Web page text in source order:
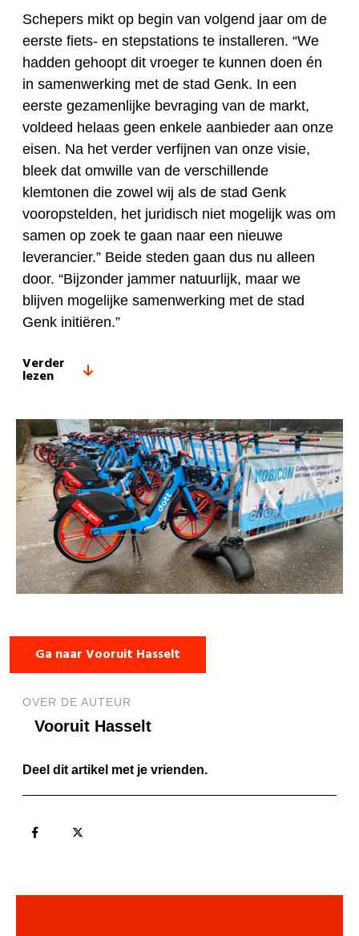
Schepers mikt op begin van volgend jaar om de
eerste fiets- en stepstations te installeren. “We
hadden gehoopt dit vroeger te kunnen doen én
in samenwerking met de stad Genk. In een
eerste gezamenlijke bevraging van de markt,
voldeed helaas geen enkele aanbieder aan onze
eisen. Na het verder verfijnen van onze visie,
bleek dat omwille van de verschillende
klemtonen die zowel wij als de stad Genk
vooropstelden, het juridisch niet mogelijk was om
samen op zoek te gaan naar een nieuwe
leverancier.” Beide steden gaan dus nu alleen
door. “Bijzonder jammer natuurlijk, maar we
blijven mogelijke samenwerking met de stad
Genk initiëren.”
Verder
lezen
Ga naar Vooruit Hasselt
OVER DE AUTEUR
Vooruit Hasselt
Deel dit artikel met je vrienden.